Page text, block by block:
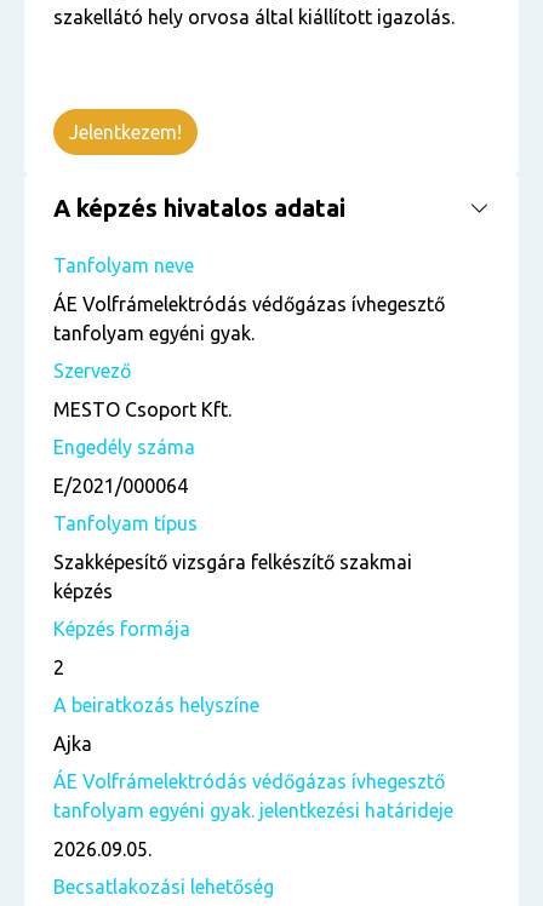
szakellátó hely orvosa által kiállított igazolás.
Jelentkezem!
A képzés hivatalos adatai
Tanfolyam neve
ÁE Volfrámelektródás védőgázas ívhegesztő
tanfolyam egyéni gyak.
Szervező
MESTO Csoport Kft.
Engedély száma
E/2021/000064
Tanfolyam típus
Szakképesítő vizsgára felkészítő szakmai
képzés
Képzés formája
2
A beiratkozás helyszíne
Ajka
ÁE Volfrámelektródás védőgázas ívhegesztő
tanfolyam egyéni gyak. jelentkezési határideje
2026.09.05.
Becsatlakozási lehetőség